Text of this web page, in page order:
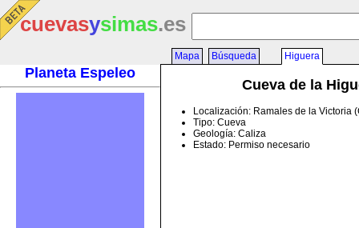
cuevasysimas.es
Planeta Espeleo
Mapa Búsqueda Higuera
Cueva de la
Localización: Ramales de la Victoria
Tipo: Cueva
Geología: Caliza
Estado: Permiso necesario